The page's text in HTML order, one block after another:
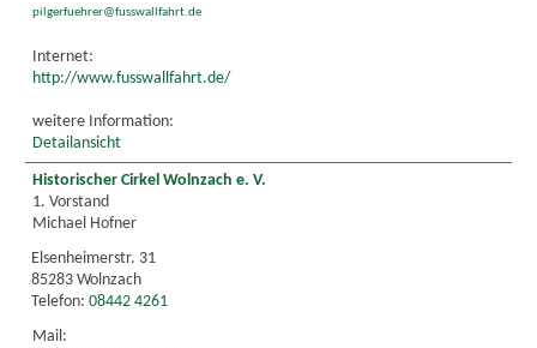
pilgerfuehrer@fusswallfahrt.de
Internet:
http://www.fusswallfahrt.de/
weitere Information:
Detailansicht
Historischer Cirkel Wolnzach e. V.
1. Vorstand
Michael Hofner
Elsenheimerstr. 31
85283 Wolnzach
Telefon: 08442 4261
Mail: